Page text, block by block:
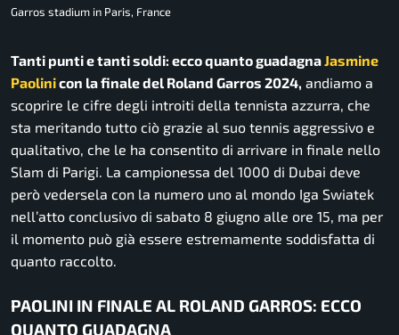
Garros stadium in Paris, France
Tanti punti e tanti soldi: ecco quanto guadagnaJasmine
Paolinicon la finale del Roland Garros 2024, andiamo a
scoprire le cifre degli introiti della tennista azzurra, che
sta meritando tutto ciò grazie al suo tennis aggressivo e
qualitativo, che le ha consentito di arrivare in finale nello
Slam di Parigi. La campionessa del 1000 di Dubai deve
però vedersela con la numero uno al mondo Iga Swiatek
nell’atto conclusivo di sabato 8 giugno alle ore 15, ma per
il momento può già essere estremamente soddisfatta di
quanto raccolto.
PAOLINI IN FINALE AL ROLAND GARROS: ECCO
QUANTO GUADAGNA